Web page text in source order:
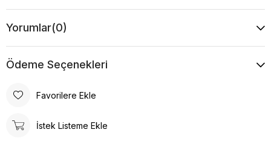
Yorumlar(0)
Ödeme Seçenekleri
Favorilere Ekle
İstek Listeme Ekle